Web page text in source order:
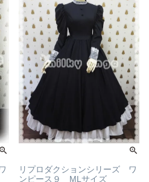
リプロダクションシリーズ ワ
ンピース９ MLサイズ